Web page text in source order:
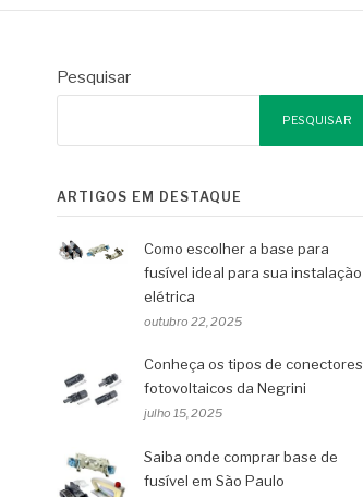
Pesquisar
PESQUISAR
ARTIGOS EM DESTAQUE
Como escolher a base para
fusível ideal para sua instalação
elétrica
outubro 22, 2025
Conheça os tipos de conectores
fotovoltaicos da Negrini
julho 15, 2025
Saiba onde comprar base de
fusível em São Paulo